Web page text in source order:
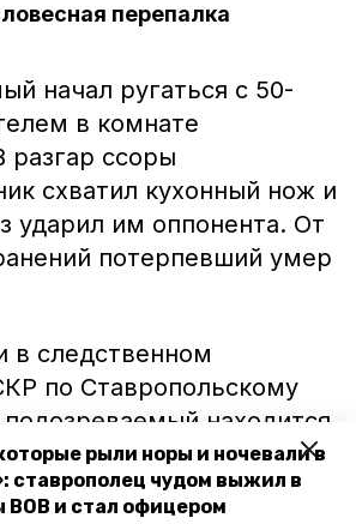
рыли норы и ночевали в
ставрополец чудом выжил в
ВОВ и стал офицером
перепалка
начал ругаться с 50-
в комнате
ссоры
схватил кухонный нож и
ударил им оппонента. От
потерпевший умер
в следственном
по Ставропольскому
находится
экспертиз.